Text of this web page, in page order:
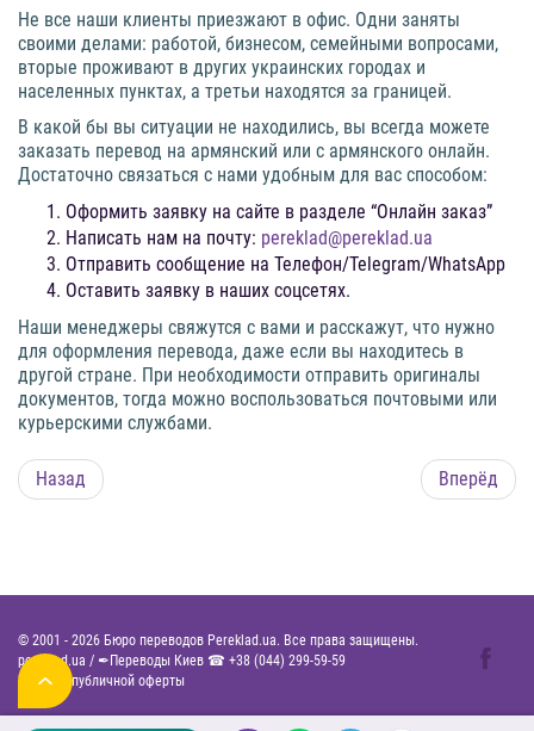
Не все наши клиенты приезжают в офис. Одни заняты
своими делами: работой, бизнесом, семейными вопросами,
вторые проживают в других украинских городах и
населенных пунктах, а третьи находятся за границей.
В какой бы вы ситуации не находились, вы всегда можете
заказать перевод на армянский или с армянского онлайн.
Достаточно связаться с нами удобным для вас способом:
Оформить заявку на сайте в разделе “Онлайн заказ”
Написать нам на почту: pereklad@pereklad.ua
Отправить сообщение на Телефон/Telegram/WhatsApp
Оставить заявку в наших соцсетях.
Наши менеджеры свяжутся с вами и расскажут, что нужно
для оформления перевода, даже если вы находитесь в
другой стране. При необходимости отправить оригиналы
документов, тогда можно воспользоваться почтовыми или
курьерскими службами.
Назад Вперёд
© 2001 - 2026 Бюро переводов Pereklad.ua. Все права защищены.
pereklad.ua / ✒Переводы Киев ☎ +38 (044) 299-59-59
Договор публичной оферты